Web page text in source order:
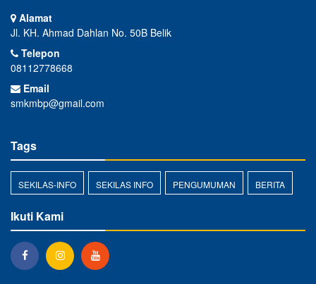
Alamat
Jl. KH. Ahmad Dahlan No. 50B Belik
Telepon
08112778668
Email
smkmbp@gmail.com
Tags
SEKILAS-INFO SEKILAS INFO PENGUMUMAN BERITA
Ikuti Kami